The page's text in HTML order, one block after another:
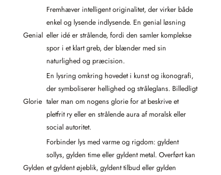
Genial
Fremhæver intelligent originalitet, der virker både
enkel og lysende indlysende. En genial løsning
eller idé er strålende, fordi den samler komplekse
spor i et klart greb, der blænder med sin
naturlighed og præcision.
Glorie
En lysring omkring hovedet i kunst og ikonografi,
der symboliserer hellighed og stråleglans. Billedligt
taler man om nogens glorie for at beskrive et
pletfrit ry eller en strålende aura af moralsk eller
social autoritet.
Gylden
Forbinder lys med varme og rigdom: gyldent
sollys, gylden time eller gyldent metal. Overført kan
et gyldent øjeblik, gyldent tilbud eller gylden